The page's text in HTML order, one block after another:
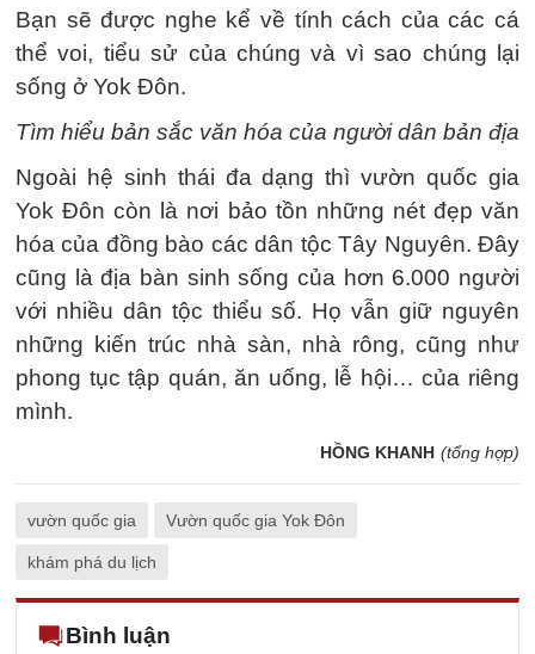
Bạn sẽ được nghe kể về tính cách của các cá
thể voi, tiểu sử của chúng và vì sao chúng lại
sống ở Yok Đôn.
Tìm hiểu bản sắc văn hóa của người dân bản địa
Ngoài hệ sinh thái đa dạng thì vườn quốc gia
Yok Đôn còn là nơi bảo tồn những nét đẹp văn
hóa của đồng bào các dân tộc Tây Nguyên. Đây
cũng là địa bàn sinh sống của hơn 6.000 người
với nhiều dân tộc thiểu số. Họ vẫn giữ nguyên
những kiến trúc nhà sàn, nhà rông, cũng như
phong tục tập quán, ăn uống, lễ hội… của riêng
mình.
HỒNG KHANH (tổng hợp)
vườn quốc gia Vườn quốc gia Yok Đôn
khám phá du lịch
Bình luận